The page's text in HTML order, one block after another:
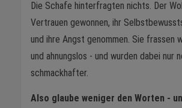
Die Schafe hinterfragten nichts. Der
Vertrauen gewonnen, ihr
und ihre Angst genommen. Sie frassen
und ahnungslos - und wurden dabei nur
schmackhafter.
Also glaube weniger den Worten -